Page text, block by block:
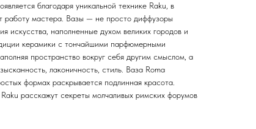
благодаря уникальной технике Raku, в
работу мастера. Вазы — не просто диффузоры
искусства, наполненные духом великих городов и
керамики с тончайшими парфюмерными
пространство вокруг себя другим смыслом, а
лаконичность, стиль. Ваза Roma
формах раскрывается подлинная красота.
расскажут секреты молчаливых римских форумов